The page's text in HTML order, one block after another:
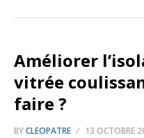
Améliorer
vitrée
faire ?
BYCLEOPATRE 13 OCTOBRE